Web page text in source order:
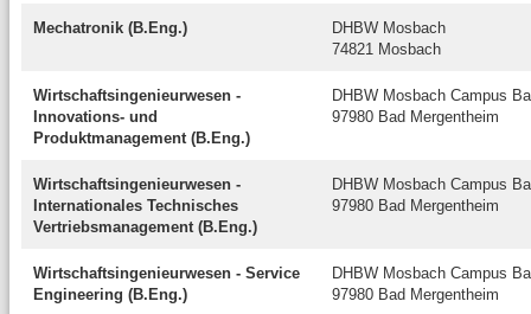
Mechatronik (B.Eng.)
DHBW Mosbach
74821 Mosbach
Wirtschaftsingenieurwesen -
Innovations- und
Produktmanagement (B.Eng.)
DHBW Mosbach Campus
97980 Bad Mergentheim
Wirtschaftsingenieurwesen -
Internationales Technisches
Vertriebsmanagement (B.Eng.)
DHBW Mosbach Campus
97980 Bad Mergentheim
Wirtschaftsingenieurwesen - Service
Engineering (B.Eng.)
DHBW Mosbach Campus
97980 Bad Mergentheim